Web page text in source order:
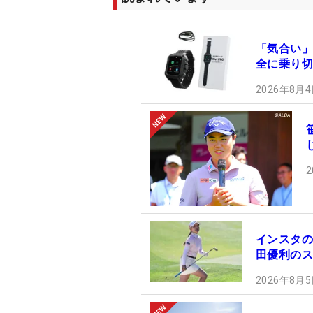
「気合い
全に乗り
2026年8月
インスタ
田優利の
2026年8月